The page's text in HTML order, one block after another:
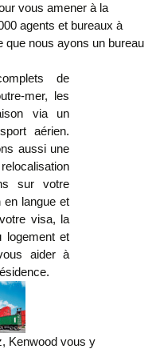
vous amener à la
agents et bureaux à
que nous ayons un bureau
de
mer, les
via un
aérien.
aussi une
sur votre
en langue et
visa, la
logement et
aider à
Kenwood vous y